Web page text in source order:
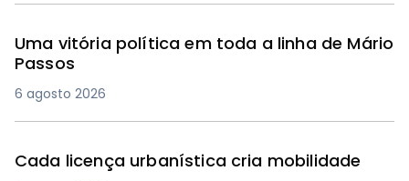
Uma vitória política em toda a linha de Mário
Passos
6 agosto 2026
Cada licença urbanística cria mobilidade